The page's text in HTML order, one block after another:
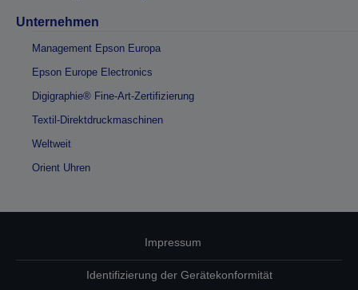
Unternehmen
Management Epson Europa
Epson Europe Electronics
Digigraphie® Fine-Art-Zertifizierung
Textil-Direktdruckmaschinen
Weltweit
Orient Uhren
Impressum
Identifizierung der Gerätekonformität